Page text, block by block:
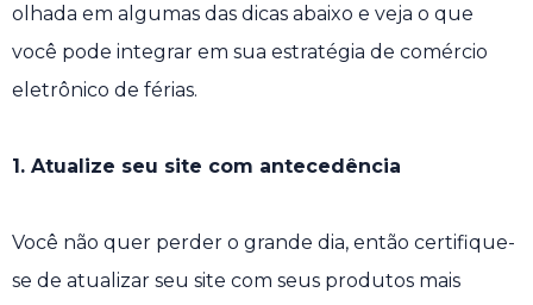
olhada em algumas das dicas abaixo e veja o que
você pode integrar em sua estratégia de comércio
eletrônico de férias.
1. Atualize seu site com antecedência
Você não quer perder o grande dia, então certifique-
se de atualizar seu site com seus produtos mais